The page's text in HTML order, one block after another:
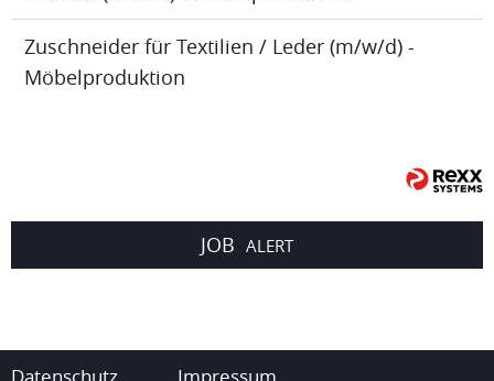
Zuschneider für Textilien / Leder (m/w/d) -
Möbelproduktion
JOB ALERT